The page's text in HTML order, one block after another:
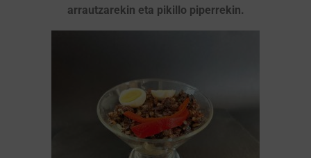
arrautzarekin eta pikillo piperrekin.